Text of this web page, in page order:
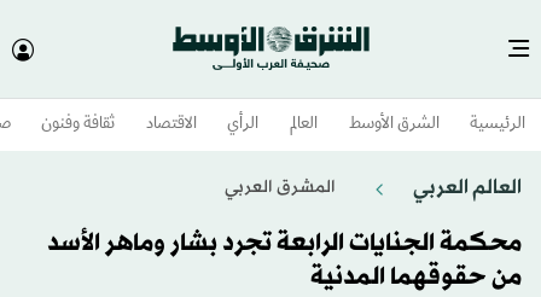
الرئيسية الشرق الأوسط​ العالم الرأي الاقتصاد ثقافة وفنون
العالم العربي المشرق العربي
محكمة الجنايات الرابعة تجرد بشار وماهر الأسد
من حقوقهما المدنية